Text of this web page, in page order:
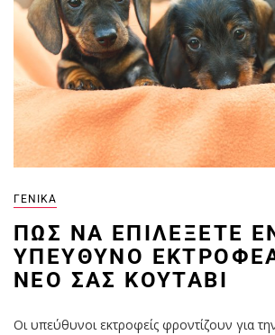
ΓΕΝΙΚΆ
ΠΏΣ ΝΑ ΕΠΙΛΈΞΕΤΕ
ΥΠΕΎΘΥΝΟ
ΝΈΟ ΣΑΣ ΚΟΥΤΆΒΙ
Οι υπεύθυνοι εκτροφείς φροντίζουν για